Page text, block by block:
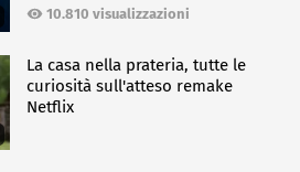
10.810 visualizzazioni
La casa nella prateria, tutte le
curiosità sull'atteso remake
Netflix